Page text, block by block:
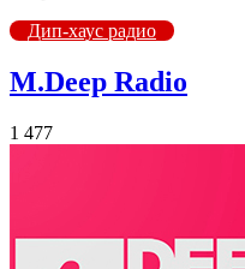
Дип-хаус радио
M.Deep Radio
1 477